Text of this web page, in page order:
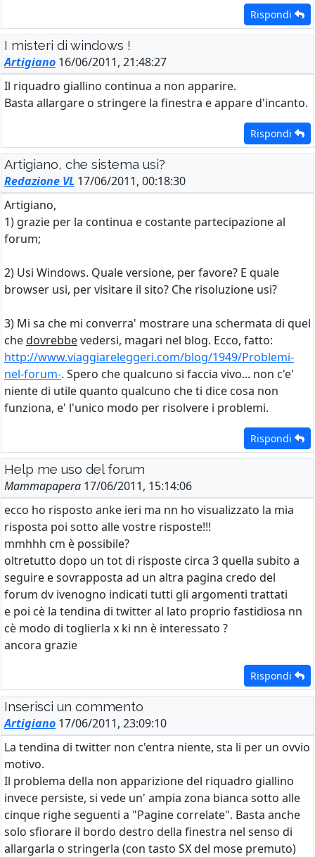
Rispondi
I misteri di windows !
Artigiano 16/06/2011, 21:48:27
Il riquadro giallino continua a non apparire.
Basta allargare o stringere la finestra e appare d'incanto.
Rispondi
Artigiano, che sistema usi?
Redazione VL 17/06/2011, 00:18:30
Artigiano,
1) grazie per la continua e costante partecipazione al
forum;
2) Usi Windows. Quale versione, per favore? E quale
browser usi, per visitare il sito? Che risoluzione usi?
3) Mi sa che mi converra' mostrare una schermata di quel
chedovrebbevedersi, magari nel blog. Ecco, fatto:
http://www.viaggiareleggeri.com/blog/1949/Problemi-
nel-forum-. Spero che qualcuno si faccia vivo... non c'e'
niente di utile quanto qualcuno che ti dice cosa non
funziona, e' l'unico modo per risolvere i problemi.
Rispondi
Help me uso del forum
Mammapapera 17/06/2011, 15:14:06
ecco ho risposto anke ieri ma nn ho visualizzato la mia
risposta poi sotto alle vostre risposte!!!
mmhhh cm è possibile?
oltretutto dopo un tot di risposte circa 3 quella subito a
seguire e sovrapposta ad un altra pagina credo del
forum dv ivenogno indicati tutti gli argomenti trattati
e poi cè la tendina di twitter al lato proprio fastidiosa nn
cè modo di toglierla x ki nn è interessato ?
ancora grazie
Rispondi
Inserisci un commento
Artigiano 17/06/2011, 23:09:10
La tendina di twitter non c'entra niente, sta li per un ovvio
motivo.
Il problema della non apparizione del riquadro giallino
invece persiste, si vede un' ampia zona bianca sotto alle
cinque righe seguenti a "Pagine correlate". Basta anche
solo sfiorare il bordo destro della finestra nel senso di
allargarla o stringerla (con tasto SX del mose premuto)